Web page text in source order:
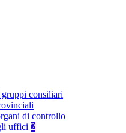
consiliari
di controllo
uffici 2